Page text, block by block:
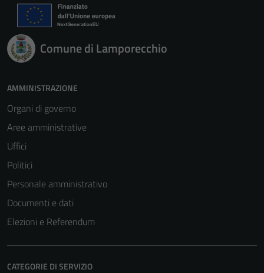
Comune di Lamporecchio
AMMINISTRAZIONE
Organi di governo
Aree amministrative
Uffici
Politici
Personale amministrativo
Documenti e dati
Elezioni e Referendum
CATEGORIE DI SERVIZIO